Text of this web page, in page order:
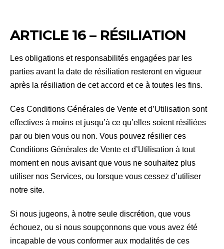
ARTICLE 16 – RÉSILIATION
Les obligations et responsabilités engagées par les
parties avant la date de résiliation resteront en vigueur
après la résiliation de cet accord et ce à toutes les fins.
Ces Conditions Générales de Vente et d’Utilisation sont
effectives à moins et jusqu’à ce qu’elles soient résiliées
par ou bien vous ou non. Vous pouvez résilier ces
Conditions Générales de Vente et d’Utilisation à tout
moment en nous avisant que vous ne souhaitez plus
utiliser nos Services, ou lorsque vous cessez d’utiliser
notre site.
Si nous jugeons, à notre seule discrétion, que vous
échouez, ou si nous soupçonnons que vous avez été
incapable de vous conformer aux modalités de ces